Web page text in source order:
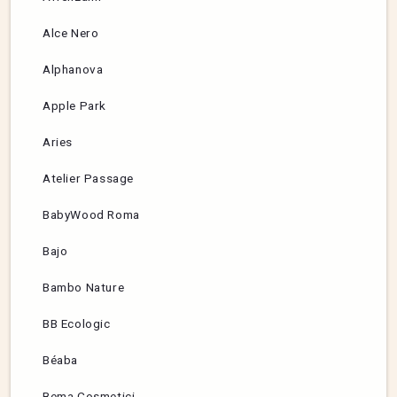
Alce Nero
Alphanova
Apple Park
Aries
Atelier Passage
BabyWood Roma
Bajo
Bambo Nature
BB Ecologic
Béaba